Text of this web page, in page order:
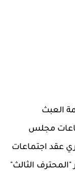
العبث
مجلس
عقد اجتماعات
"المحترف الثالث"